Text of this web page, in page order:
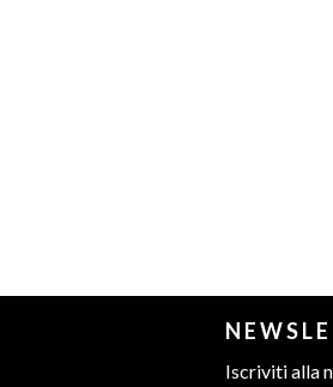
Iscriviti alla